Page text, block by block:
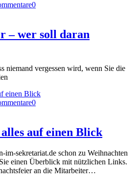
0
– wer soll daran
niemand vergessen wird, wenn Sie die
0
auf einen Blick
im-sekretariat.de schon zu Weihnachten
einen Überblick mit nützlichen Links.
an die Mitarbeiter…